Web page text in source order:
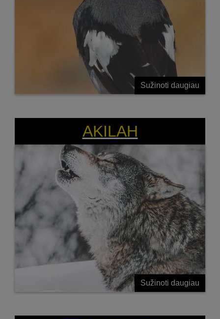
Sužinoti daugiau
AKILAH
Sužinoti daugiau